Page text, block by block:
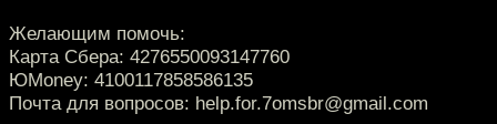
Желающим помочь:
Карта Сбера: 4276550093147760
ЮMoney: 4100117858586135
Почта для вопросов: help.for.7omsbr@gmail.com